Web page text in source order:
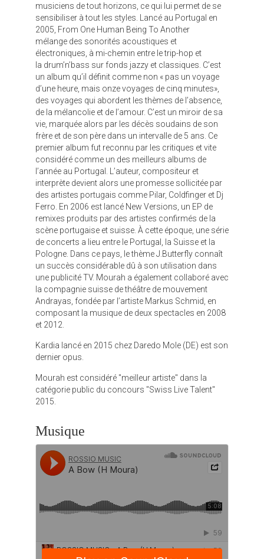
musiciens de tout horizons, ce qui lui permet de se
sensibiliser à tout les styles. Lancé au Portugal en
2005, From One Human Being To Another
mélange des sonorités acoustiques et
électroniques, à mi-chemin entre le trip-hop et
la drum’n’bass sur fonds jazzy et classiques. C’est
un album qu’il définit comme non « pas un voyage
d’une heure, mais onze voyages de cinq minutes»,
des voyages qui abordent les thèmes de l’absence,
de la mélancolie et de l’amour. C’est un miroir de sa
vie, marquée alors par les décès soudains de son
frère et de son père dans un intervalle de 5 ans. Ce
premier album fut reconnu par les critiques et vite
considéré comme un des meilleurs albums de
l’année au Portugal. L’auteur, compositeur et
interprète devient alors une promesse sollicitée par
des artistes portugais comme Pilar, Coldfinger et Dj
Ferro. En 2006 est lancé New Versions, un EP de
remixes produits par des artistes confirmés de la
scène portugaise et suisse. À cette époque, une série
de concerts a lieu entre le Portugal, la Suisse et la
Pologne. Dans ce pays, le thème J.Butterfly connaît
un succès considérable dû à son utilisation dans
une publicité TV. Mourah a également collaboré avec
la compagnie suisse de théâtre de mouvement
Andrayas, fondée par l’artiste Markus Schmid, en
composant la musique de deux spectacles en 2008
et 2012.
Kardia lancé en 2015 chez Daredo Mole (DE) est son
dernier opus.
Mourah est considéré "meilleur artiste" dans la
catégorie public du concours "Swiss Live Talent"
2015.
Musique